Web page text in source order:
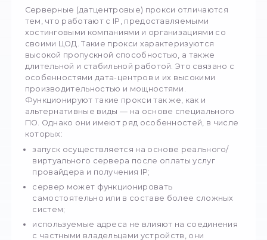
Что это такое?
Серверные (датцентровые) прокси
тем, что работают с IP, предоставляемыми
хостинговыми компаниями и
своими ЦОД. Такие прокси
высокой пропускной способностью, а
длительной и стабильной работой. Это
особенностями дата-центров и их
производительностью и мощностями.
Функционируют такие прокси так же, как и